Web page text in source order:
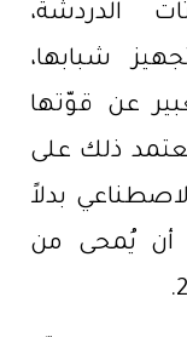
الدردشة،
شبابها،
عن قوّتها
ذلك على
بدلاً
أن يُمحى من